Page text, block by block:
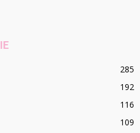
285
192
116
109